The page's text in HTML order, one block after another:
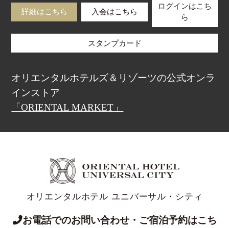
詳細はこちら 入会はこちら
ログインはこち
ら
スタンプカード
オリエンタルホテルズ＆リゾーツの公式オンラ
インストア
「ORIENTAL MARKET」
オリエンタルホテル ユニバーサル・シティ
お電話でのお問い合わせ・ご宿泊予約はこち